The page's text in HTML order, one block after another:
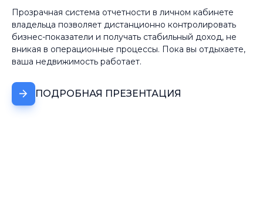
Прозрачная система отчетности в личном кабинете
владельца позволяет дистанционно контролировать
бизнес-показатели и получать стабильный доход, не
вникая в операционные процессы. Пока вы отдыхаете,
ваша недвижимость работает.
ПОДРОБНАЯ ПРЕЗЕНТАЦИЯ